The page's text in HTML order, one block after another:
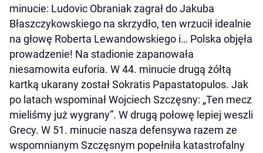
minucie: Ludovic Obraniak zagrał do Jakuba
Błaszczykowskiego na skrzydło, ten wrzucił idealnie
na głowę Roberta Lewandowskiego i… Polska objęła
prowadzenie! Na stadionie zapanowała
niesamowita euforia. W 44. minucie drugą żółtą
kartką ukarany został Sokratis Papastatopulos. Jak
po latach wspominał Wojciech Szczęsny: „Ten mecz
mieliśmy już wygrany”. W drugą połowę lepiej weszli
Grecy. W 51. minucie nasza defensywa razem ze
wspomnianym Szczęsnym popełniła katastrofalny